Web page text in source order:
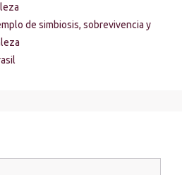
de simbiosis, sobrevivencia y